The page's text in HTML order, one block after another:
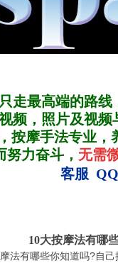
走最高端的路
频，照片及视
按摩手法专业
努力奋斗， 无需
客服 QQ
10大按摩法有哪
有哪些你知道吗?自